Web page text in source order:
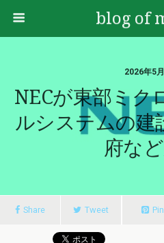
blog of
2026年5
NECが東部ミク
ルシステムの建
府な
Share Tweet Pin